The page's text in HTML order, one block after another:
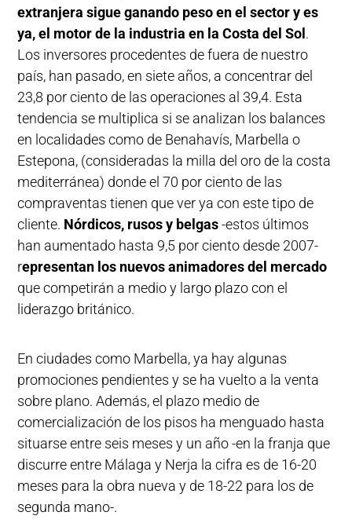
extranjera sigue ganando peso en el sector y es
ya, el motor de la industria en la Costa del Sol .
Los inversores procedentes de fuera de nuestro
país, han pasado, en siete años, a concentrar del
23,8 por ciento de las operaciones al 39,4. Esta
tendencia se multiplica si se analizan los balances
en localidades como de Benahavís, Marbella o
Estepona, (consideradas la milla del oro de la costa
mediterránea) donde el 70 por ciento de las
compraventas tienen que ver ya con este tipo de
cliente. Nórdicos, rusos y belgas-estos últimos
han aumentado hasta 9,5 por ciento desde 2007-
representan los nuevos animadores del mercado
que competirán a medio y largo plazo con el
liderazgo británico.
En ciudades como Marbella, ya hay algunas
promociones pendientes y se ha vuelto a la venta
sobre plano. Además, el plazo medio de
comercialización de los pisos ha menguado hasta
situarse entre seis meses y un año -en la franja que
discurre entre Málaga y Nerja la cifra es de 16-20
meses para la obra nueva y de 18-22 para los de
segunda mano-.